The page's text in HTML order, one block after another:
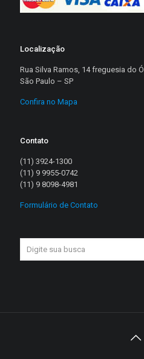
Localização
Rua Silva Ramos, 14 freguesia do Ó
São Paulo – SP
Confira no Mapa
Contato
(11) 3924-1300
(11) 9 9955-0742
(11) 9 8098-4981
Formulário de Contato